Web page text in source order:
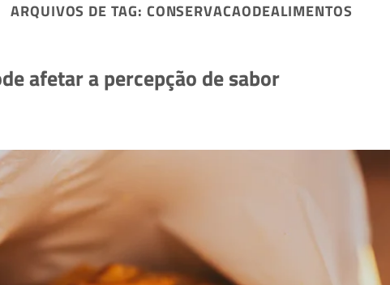
ARQUIVOS DE TAG: CONSERVACAODEALIMENTOS
afetar a percepção de sabor